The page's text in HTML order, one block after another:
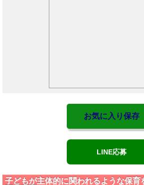
お気に入り保存
LINE応募
子どもが主体的に関われるような保育